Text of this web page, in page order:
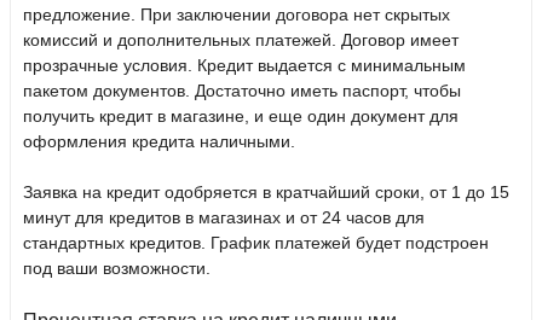
предложение. При заключении договора нет скрытых
комиссий и дополнительных платежей. Договор имеет
прозрачные условия. Кредит выдается с минимальным
пакетом документов. Достаточно иметь паспорт, чтобы
получить кредит в магазине, и еще один документ для
оформления кредита наличными.
Заявка на кредит одобряется в кратчайший сроки, от 1 до 15
минут для кредитов в магазинах и от 24 часов для
стандартных кредитов. График платежей будет подстроен
под ваши возможности.